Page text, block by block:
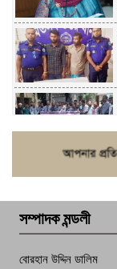
সম্পাদক মন্ডলী
বোরহান উদ্দিন ডালিম